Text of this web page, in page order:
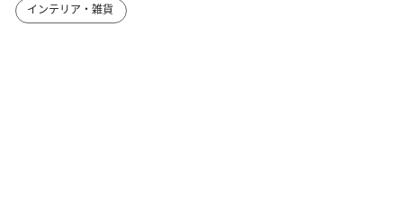
インテリア・雑貨